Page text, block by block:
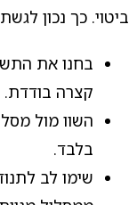
ביטוי. כך נכון
בחנו את
קצרה בודדת.
השוו מול
בלבד.
שימו לב